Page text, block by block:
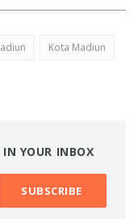
Kota Madiun
YOUR INBOX